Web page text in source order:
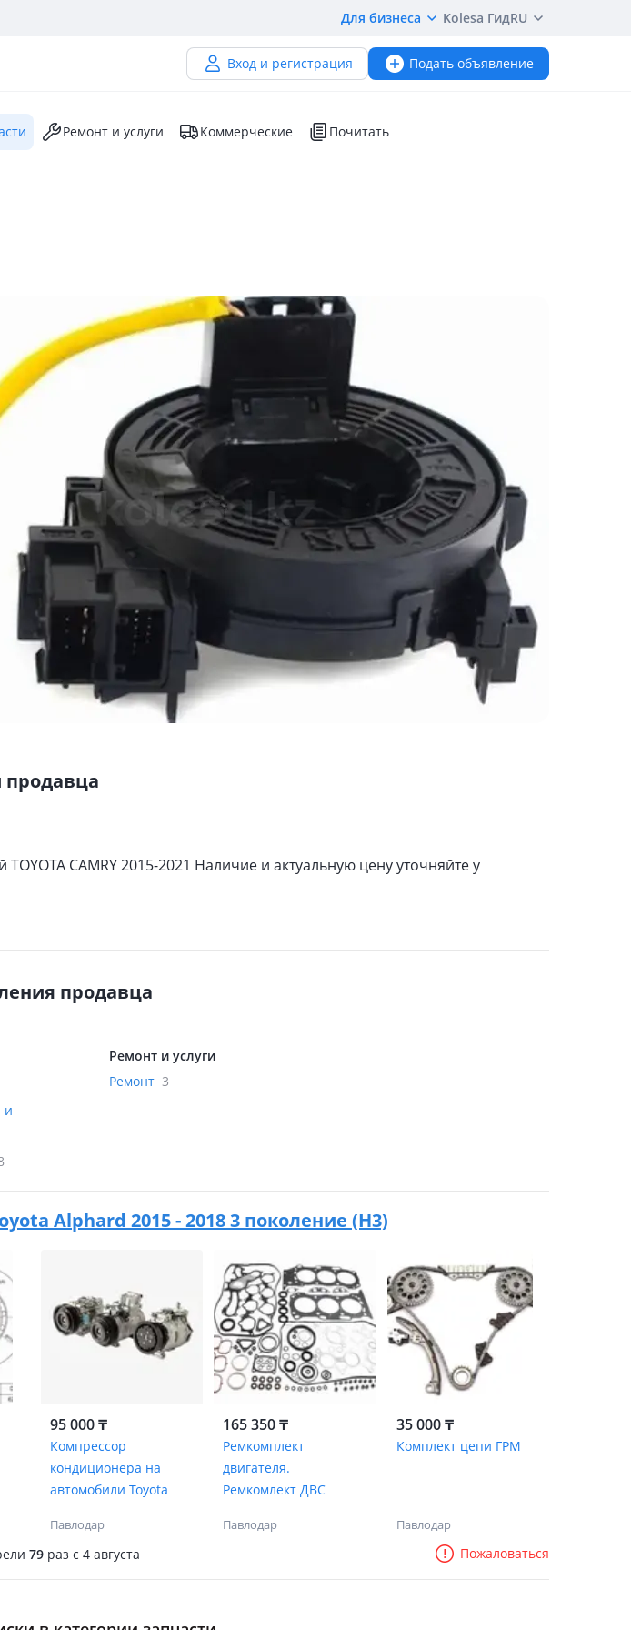
Для бизнеса Kolesa ГидRU
Вход и регистрация Подать объявление
Ремонт и услуги Коммерческие Почитать
CAMRY 2015-2021 Наличие и актуальную цену уточняйте у
продавца
и
Ремонт и услуги
Ремонт 3
Alphard 2015 - 2018 3 поколение (H3)
95 000 ₸
Компрессор
кондиционера на
автомобили Toyota
Павлодар
165 350 ₸
Ремкомплект
двигателя.
Ремкомлект ДВС
Павлодар
35 000 ₸
Комплект цепи ГРМ
Павлодар
79 раз c 4 августа Пожаловаться